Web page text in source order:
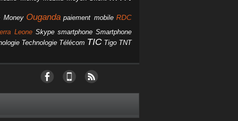
Money Ouganda paiement mobile RDC
Leone Skype smartphone Smartphone
Technologie Télécom TIC Tigo TNT